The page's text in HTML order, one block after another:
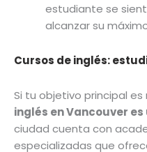
estudiante se
alcanzar su
Cursos de inglés:
Si tu objetivo principal
inglés en Vancouver
ciudad cuenta con
especializadas que